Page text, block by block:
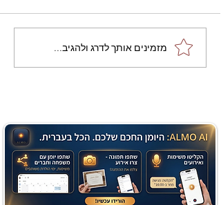
מתכון מנצח עוגת מייפל
שוקולד בחושה וקלה - זיוה
מזמינים אותך לדרג ולהגיב...